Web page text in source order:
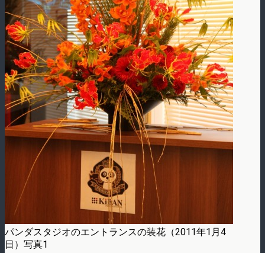
パンダスタジオのエントランスの装花（2011年1月4
日）写真1